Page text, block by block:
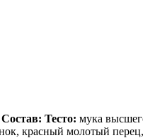
Состав: Тесто: мука
красный молотый